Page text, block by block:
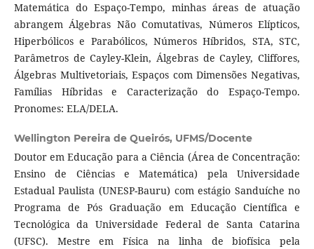
Matemática do Espaço-Tempo, minhas áreas de atuação
abrangem Álgebras Não Comutativas, Números Elípticos,
Hiperbólicos e Parabólicos, Números Híbridos, STA, STC,
Parâmetros de Cayley-Klein, Álgebras de Cayley, Cliffores,
Álgebras Multivetoriais, Espaços com Dimensões Negativas,
Famílias Híbridas e Caracterização do Espaço-Tempo.
Pronomes: ELA/DELA.
Wellington Pereira de Queirós, UFMS/Docente
Doutor em Educação para a Ciência (Área de Concentração:
Ensino de Ciências e Matemática) pela Universidade
Estadual Paulista (UNESP-Bauru) com estágio Sanduíche no
Programa de Pós Graduação em Educação Científica e
Tecnológica da Universidade Federal de Santa Catarina
(UFSC). Mestre em Física na linha de biofísica pela